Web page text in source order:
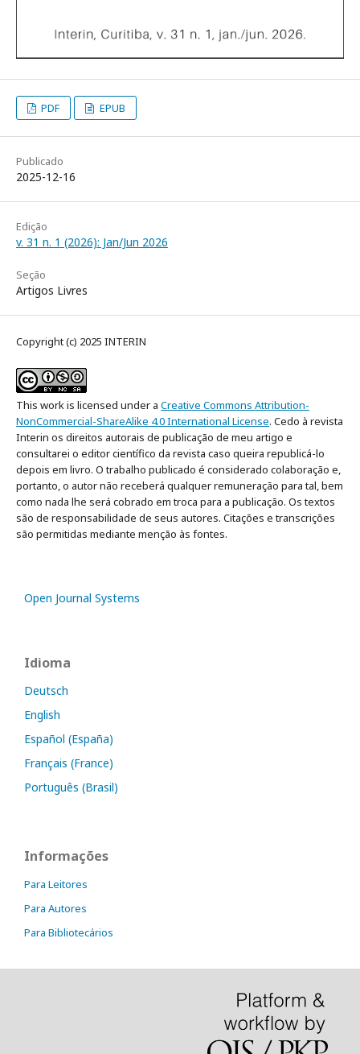
PDF EPUB
Publicado
2025-12-16
Edição
v. 31 n. 1 (2026): Jan/Jun 2026
Seção
Artigos Livres
Copyright (c) 2025 INTERIN
This work is licensed under a Creative Commons Attribution-
NonCommercial-ShareAlike 4.0 International License. Cedo à revista
Interin os direitos autorais de publicação de meu artigo e
consultarei o editor científico da revista caso queira republicá-lo
depois em livro. O trabalho publicado é considerado colaboração e,
portanto, o autor não receberá qualquer remuneração para tal, bem
como nada lhe será cobrado em troca para a publicação. Os textos
são de responsabilidade de seus autores. Citações e transcrições
são permitidas mediante menção às fontes.
Open Journal Systems
Idioma
Deutsch
English
Español (España)
Français (France)
Português (Brasil)
Informações
Para Leitores
Para Autores
Para Bibliotecários